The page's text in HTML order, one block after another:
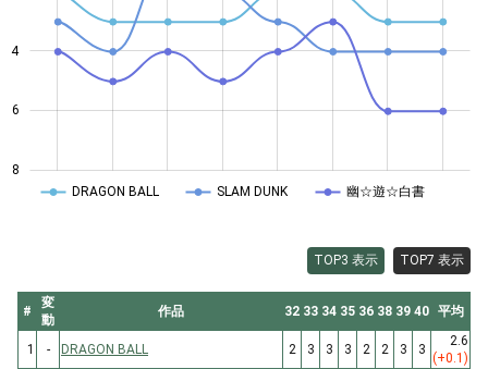
4
4
6
8
DRAGON BALL SLAM DUNK 幽☆遊☆白書
TOP3 表示 TOP7 表示
#
変
動
作品 32 33 34 35 36 38 39 40 平均
1 - DRAGON BALL 2 3 3 3 2 2 3 3
2.6
(+0.1)